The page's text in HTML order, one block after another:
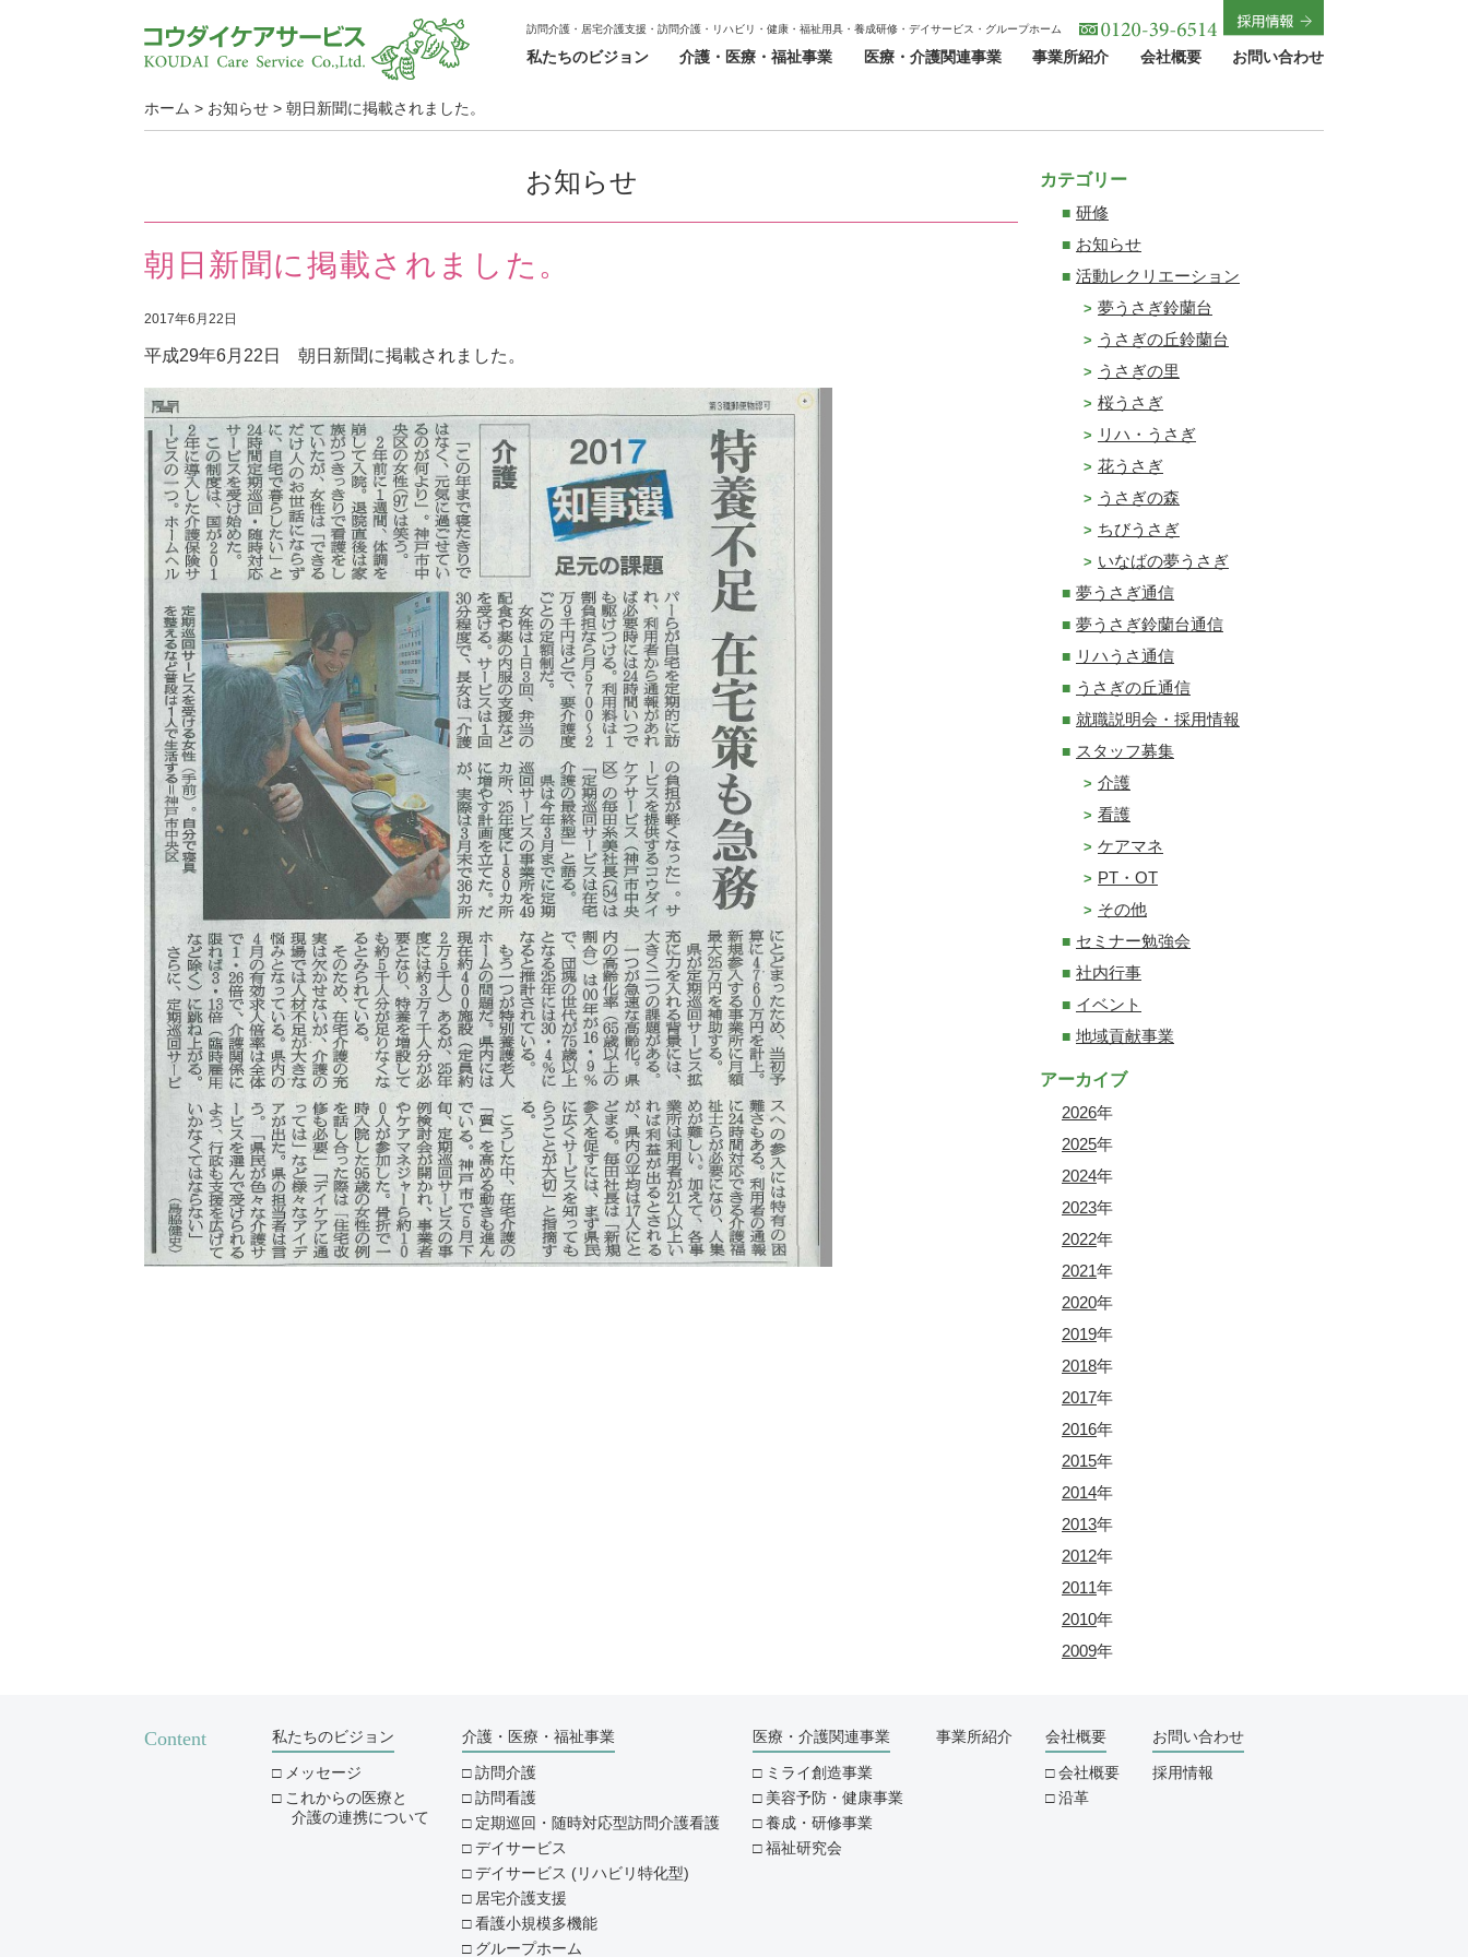
訪問介護・居宅介護支援・訪問介護・リハビリ・健康・福祉用具・養成研修・デイサービス・グループホーム
私たちのビジョン 介護・医療・福祉事業 医療・介護関連事業 事業所紹介 会社概要 お問い合わせ
ホーム > お知らせ > 朝日新聞に掲載されました。
お知らせ
朝日新聞に掲載されました。
2017年6月22日
平成29年6月22日 朝日新聞に掲載されました。
カテゴリー
研修
お知らせ
活動レクリエーション
夢うさぎ鈴蘭台
うさぎの丘鈴蘭台
うさぎの里
桜うさぎ
リハ・うさぎ
花うさぎ
うさぎの森
ちびうさぎ
いなばの夢うさぎ
夢うさぎ通信
夢うさぎ鈴蘭台通信
リハうさ通信
うさぎの丘通信
就職説明会・採用情報
スタッフ募集
介護
看護
ケアマネ
PT・OT
その他
セミナー勉強会
社内行事
イベント
地域貢献事業
アーカイブ
2026年
2025年
2024年
2023年
2022年
2021年
2020年
2019年
2018年
2017年
2016年
2015年
2014年
2013年
2012年
2011年
2010年
2009年
Content 私たちのビジョン
メッセージ
これからの医療と
介護の連携について
介護・医療・福祉事業
訪問介護
訪問看護
定期巡回・随時対応型訪問介護看護
デイサービス
デイサービス (リハビリ特化型)
居宅介護支援
看護小規模多機能
グループホーム
医療・介護関連事業
ミライ創造事業
美容予防・健康事業
養成・研修事業
福祉研究会
事業所紹介 会社概要
会社概要
沿革
お問い合わせ
採用情報